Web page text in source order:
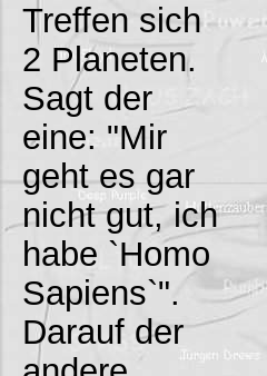
Treffen sich
2 Planeten.
Sagt der
eine: "Mir
geht es gar
nicht gut, ich
habe `Homo
Sapiens`".
Darauf der